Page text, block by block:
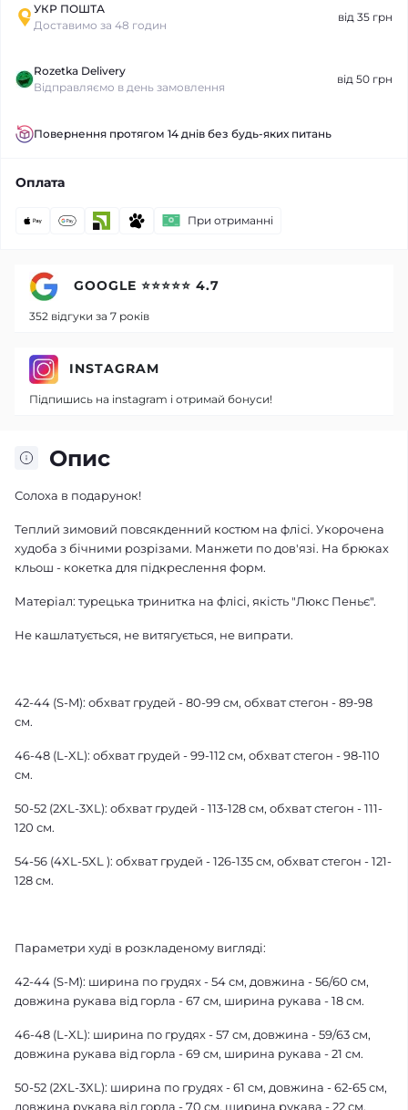
УКР ПОШТА
Доставимо за 48 годин
від 35 грн
Rozetka Delivery
Відправляємо в день замовлення
від 50 грн
Повернення протягом 14 днів без будь-яких питань
Оплата
При отриманні
Опис
Солоха в подарунок!
Теплий зимовий повсякденний костюм на флісі. Укорочена
худоба з бічними розрізами. Манжети по дов'язі. На брюках
кльош - кокетка для підкреслення форм.
Матеріал: турецька тринитка на флісі, якість "Люкс Пеньє".
Не кашлатується, не витягується, не випрати.
42-44 (S-M): обхват грудей - 80-99 см, обхват стегон - 89-98
см.
46-48 (L-XL): обхват грудей - 99-112 см, обхват стегон - 98-110
см.
50-52 (2XL-3XL): обхват грудей - 113-128 см, обхват стегон - 111-
120 см.
54-56 (4XL-5XL ): обхват грудей - 126-135 см, обхват стегон - 121-
128 см.
Параметри худі в розкладеному вигляді:
42-44 (S-M): ширина по грудях - 54 см, довжина - 56/60 см,
довжина рукава від горла - 67 см, ширина рукава - 18 см.
46-48 (L-XL): ширина по грудях - 57 см, довжина - 59/63 см,
довжина рукава від горла - 69 см, ширина рукава - 21 см.
50-52 (2XL-3XL): ширина по грудях - 61 см, довжина - 62-65 см,
довжина рукава від горла - 70 см, ширина рукава - 22 см.
GOOGLE ⭐⭐⭐⭐⭐ 4.7
352 відгуки за 7 років
INSTAGRAM
Підпишись на instagram і отримай бонуси!